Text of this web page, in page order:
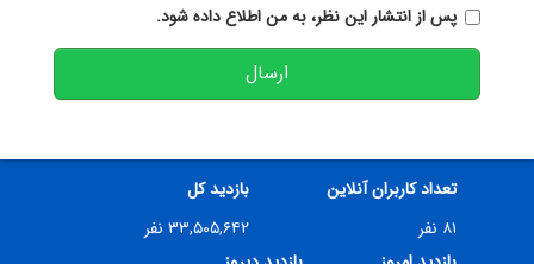
پس از انتشار این نظر، به من اطلاع داده شود.
ارسال
تعداد کاربران آنلاین
۸۱ نفر
بازدید کل
۳۳,۵۰۵,۶۴۲ نفر